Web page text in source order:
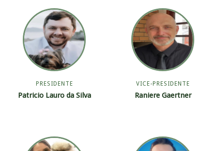
PRESIDENTE
Patricio Lauro da Silva
VICE-PRESIDENTE
Raniere Gaertner